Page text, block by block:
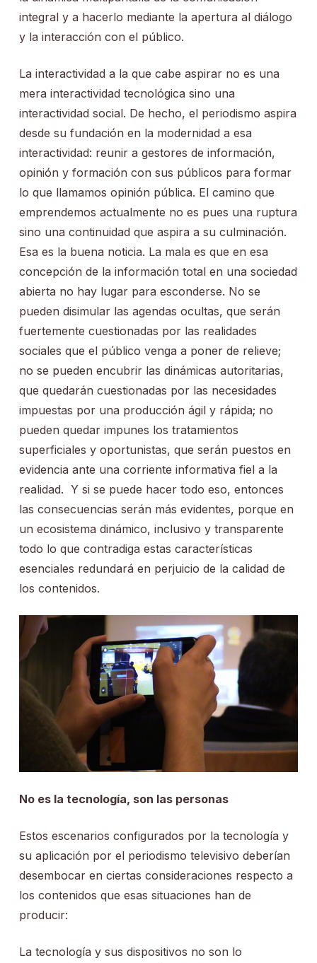
integral y a hacerlo mediante la apertura al diálogo
y la interacción con el público.
La interactividad a la que cabe aspirar no es una
mera interactividad tecnológica sino una
interactividad social. De hecho, el periodismo aspira
desde su fundación en la modernidad a esa
interactividad: reunir a gestores de información,
opinión y formación con sus públicos para formar
lo que llamamos opinión pública. El camino que
emprendemos actualmente no es pues una ruptura
sino una continuidad que aspira a su culminación.
Esa es la buena noticia. La mala es que en esa
concepción de la información total en una sociedad
abierta no hay lugar para esconderse. No se
pueden disimular las agendas ocultas, que serán
fuertemente cuestionadas por las realidades
sociales que el público venga a poner de relieve;
no se pueden encubrir las dinámicas autoritarias,
que quedarán cuestionadas por las necesidades
impuestas por una producción ágil y rápida; no
pueden quedar impunes los tratamientos
superficiales y oportunistas, que serán puestos en
evidencia ante una corriente informativa fiel a la
realidad. Y si se puede hacer todo eso, entonces
las consecuencias serán más evidentes, porque en
un ecosistema dinámico, inclusivo y transparente
todo lo que contradiga estas características
esenciales redundará en perjuicio de la calidad de
los contenidos.
No es la tecnología, son las personas
Estos escenarios configurados por la tecnología y
su aplicación por el periodismo televisivo deberían
desembocar en ciertas consideraciones respecto a
los contenidos que esas situaciones han de
producir:
La tecnología y sus dispositivos no son lo